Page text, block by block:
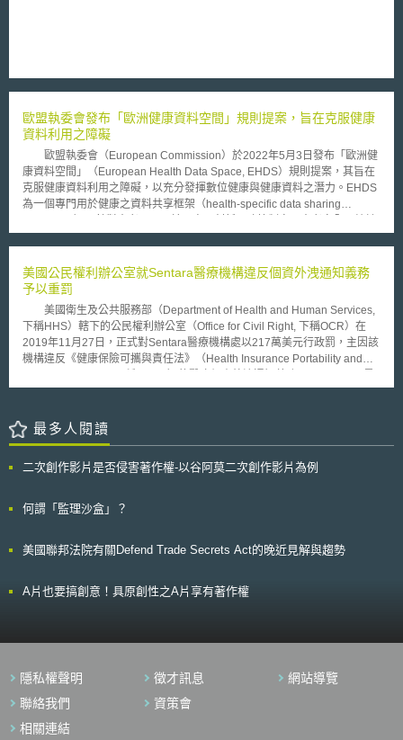
因過於狹小恐難以經營，故合併後為6,200區供業者競標。得標者負有義務
歐盟執委會發布「歐洲健康資料空間」規則提案，旨在克服健康
資料利用之障礙
歐盟執委會（European Commission）於2022年5月3日發布「歐洲健
康資料空間」（European Health Data Space, EHDS）規則提案，其旨在
克服健康資料利用之障礙，以充分發揮數位健康與健康資料之潛力。EHDS
為一個專門用於健康之資料共享框架（health-specific data sharing
或監管目的等電子健康資料之運用，建立明確規則、通用標準與實務、基礎
管人員、產業界皆可由此受益。 EHDS之具體內容主要包括九個章節：
（1）第一章為一般條款（General provisions），內容包括本規則之主題與
範圍，並闡明定義、以及與其他歐盟法規之關係； （2）第二章為電子健康
資料之原始利用（Primary use of electronic health data），其針對歐盟一
般資料保護規則（GDPR）所載權利，增訂補充性之配套保護機制，並設定
醫事人員及其他健康從業人員針對EHD之義務； （3）第三章為EHR系統與
福祉應用（EHR systems and wellness applications），其主要重點為
負責EHR系統市場監督機構之義務； （4）第四章為電子健康資料之二次利
用（Secondary use of electronic health data），如將資料用於研究、創
新、政策制定、患者安全或監管活動。本章定義一組資料類型，規範可利用
便電子健康資料的二次利用，並確保由資料持有者所產生之電子資料可提供
出其他措施以促進會員國之能量建構（capacity building），以配合EHDS
governance and coordination），其創建「歐洲健康資料空間委員會」
間之關係，並包含歐盟基礎設施聯合管理小組（joint controllership groups
利用所需之跨境數位基礎建設進行相關決策； （7）第七章為授權與委員會
法案（delegated acts），並希望根據C (2016) 3301號決定成立一個專家
小組，以便於準備授權法案、實施本規則時提供建議與協助； （8）第八章
美國公民權利辦公室就Sentara醫療機構違反個資外洩通知義務
予以重罰
美國衛生及公共服務部（Department of Health and Human Services,
下稱HHS）轄下的公民權利辦公室（Office for Civil Right, 下稱OCR）在
2019年11月27日，正式對Sentara醫療機構處以217萬美元行政罰，主因該
機構違反《健康保險可攜與責任法》（Health Insurance Portability and
美國有關醫療個資管理的主要規範，依據HIPAA第164.400條以下「違反通
健康資訊」（Protected Health Information, 下稱PHI）遭受不當使用或被外
洩時，除應通知受害人外，還必須立即告知HHS以及在當地知名媒體發布新
反通知規則。 而在2017年4月，HHS收到指控Sentara將含有病患姓
資外洩。Sentara卻認為該帳單內容未含有病患病歷、治療資訊或其他診斷
含病史、保險資訊、就醫紀錄（含日期）、身心健康狀態等可識別個人之健
改善。 Sentara醫療機構服務範圍橫跨美國維吉尼亞州（Virginia）和
最多人閱讀
二次創作影片是否侵害著作權-以谷阿莫二次創作影片為例
何謂「監理沙盒」？
美國聯邦法院有關Defend Trade Secrets Act的晚近見解與趨勢
A片也要搞創意！具原創性之A片享有著作權
隱私權聲明 徵才訊息
網站導覽
聯絡我們
資策會
相關連結